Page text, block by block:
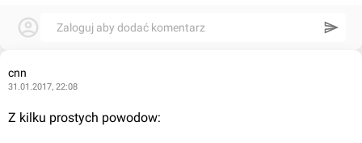
Zaloguj aby dodać komentarz
cnn
31.01.2017, 22:08
Z kilku prostych powodow: